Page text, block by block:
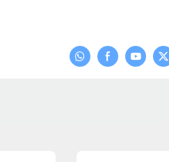
Contacto